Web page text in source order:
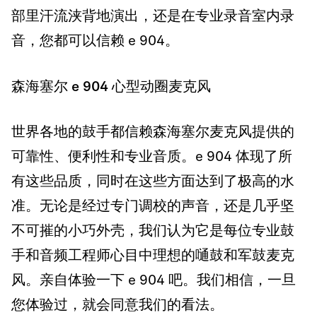
部里汗流浃背地演出，还是在专业录音室内录
音，您都可以信赖 e 904。
森海塞尔 e 904 心型动圈麦克风
世界各地的鼓手都信赖森海塞尔麦克风提供的
可靠性、便利性和专业音质。e 904 体现了所
有这些品质，同时在这些方面达到了极高的水
准。无论是经过专门调校的声音，还是几乎坚
不可摧的小巧外壳，我们认为它是每位专业鼓
手和音频工程师心目中理想的嗵鼓和军鼓麦克
风。亲自体验一下 e 904 吧。我们相信，一旦
您体验过，就会同意我们的看法。